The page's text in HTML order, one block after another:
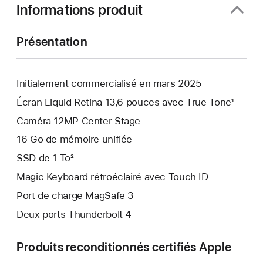
Informations produit
Présentation
Initialement commercialisé en mars 2025
Écran Liquid Retina 13,6 pouces avec True Tone¹
Caméra 12MP Center Stage
16 Go de mémoire unifiée
SSD de 1 To²
Magic Keyboard rétroéclairé avec Touch ID
Port de charge MagSafe 3
Deux ports Thunderbolt 4
Produits reconditionnés certifiés Apple